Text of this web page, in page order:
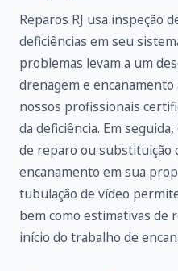
Reparos RJ usa inspeção
deficiências em seu
problemas levam a um
drenagem e
nossos profissionais
da deficiência. Em
de reparo ou substituição
encanamento em sua
tubulação de vídeo
bem como estimativas de
início do trabalho de